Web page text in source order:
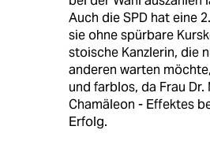
Auch die SPD hat eine
sie ohne spürbare
stoische Kanzlerin, die
anderen warten
und farblos, da Frau
Chamäleon - Effektes
Erfolg.